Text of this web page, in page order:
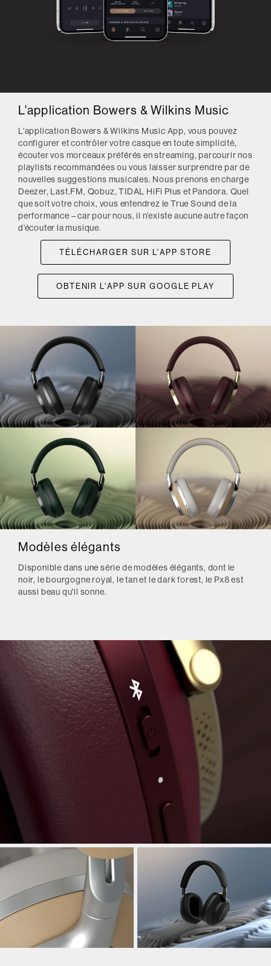
L'application Bowers & Wilkins Music
L'application Bowers & Wilkins Music App, vous pouvez
configurer et contrôler votre casque en toute simplicité,
écouter vos morceaux préférés en streaming, parcourir nos
playlists recommandées ou vous laisser surprendre par de
nouvelles suggestions musicales. Nous prenons en charge
Deezer, Last.FM, Qobuz, TIDAL HiFi Plus et Pandora. Quel
que soit votre choix, vous entendrez le True Sound de la
performance – car pour nous, il n’existe aucune autre façon
d’écouter la musique.
TÉLÉCHARGER SUR L'APP STORE
OBTENIR L'APP SUR GOOGLE PLAY
Modèles élégants
Disponible dans une série de modèles élégants, dont le
noir, le bourgogne royal, le tan et le dark forest, le Px8 est
aussi beau qu'il sonne.